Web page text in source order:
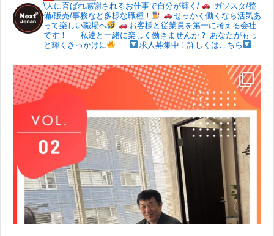
\人に喜ばれ感謝されるお仕事で自分が輝く/
ガソスタ/整
備/販売/事務など多様な職種！
せっかく働くなら活気あ
って楽しい職場へ
お客様と従業員を第一に考える会社
です！
私達と一緒に楽しく働きませんか？ あなたがもっ
と輝くきっかけに
求人募集中！詳しくはこちら